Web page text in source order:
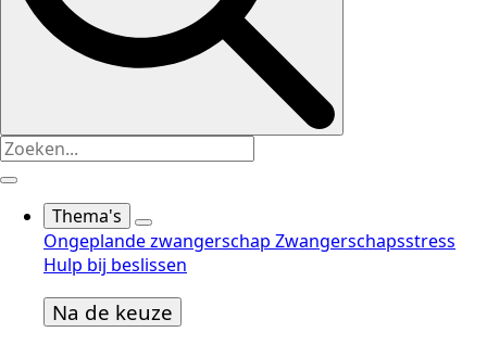
Thema's
Ongeplande zwangerschap Zwangerschapsstress
Hulp bij beslissen
Na de keuze